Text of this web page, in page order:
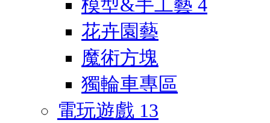
模型&手工藝 4
花卉園藝
魔術方塊
獨輪車專區
電玩遊戲 13